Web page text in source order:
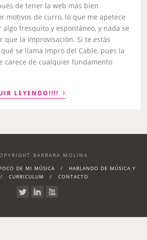
de tener la web más bien
motivos de curro, lo que me apetece
algo fresquito y espontáneo, y nada se
que la Improvisación. Si te estás
se llama Impro del Cable, pues la
carece de cualquier fundamento
LEYENDO!!!! ›
BARBARA MOLINA
DE MI MÚSICA
HABLANDO DE MÚSICA Y
CURRICULUM CONTACTO